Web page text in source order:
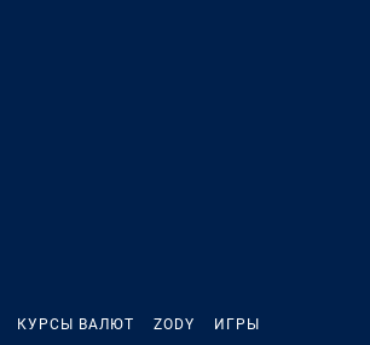
КУРСЫ ВАЛЮТ ZODY ИГРЫ